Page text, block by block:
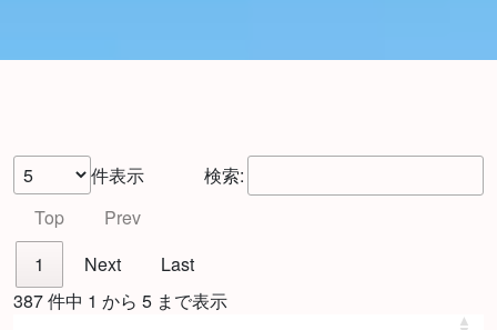
件表示
検索:
Top
Prev
1
Next
Last
387 件中 1 から 5 まで表示